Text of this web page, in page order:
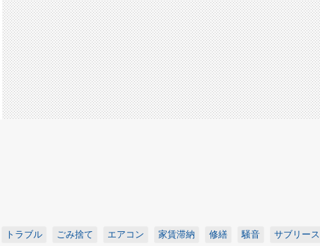
トラブル ごみ捨て エアコン 家賃滞納 修繕 騒音 サブリース